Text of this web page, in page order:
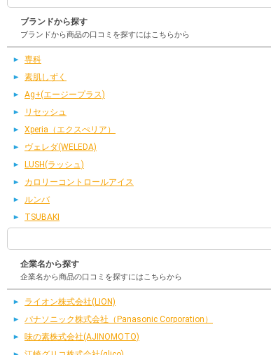
ブランドから探す
ブランドから商品の口コミを探すにはこちらから
専科
素肌しずく
Ag+(エージープラス)
リセッシュ
Xperia（エクスぺリア）
ヴェレダ(WELEDA)
LUSH(ラッシュ)
カロリーコントロールアイス
ルンバ
TSUBAKI
企業名から探す
企業名から商品の口コミを探すにはこちらから
ライオン株式会社(LION)
パナソニック株式会社（Panasonic Corporation）
味の素株式会社(AJINOMOTO)